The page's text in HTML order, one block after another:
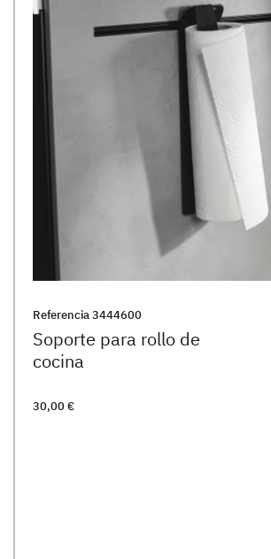
Referencia3444600
Soporte para rollo de
cocina
30,00 €